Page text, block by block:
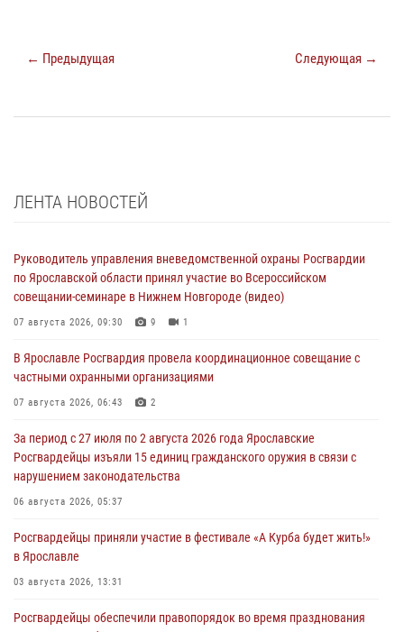
← Предыдущая Следующая →
ЛЕНТА НОВОСТЕЙ
Руководитель управления вневедомственной охраны Росгвардии
по Ярославской области принял участие во Всероссийском
совещании-семинаре в Нижнем Новгороде (видео)
07 августа 2026, 09:30 9 1
В Ярославле Росгвардия провела координационное совещание с
частными охранными организациями
07 августа 2026, 06:43 2
За период с 27 июля по 2 августа 2026 года Ярославские
Росгвардейцы изъяли 15 единиц гражданского оружия в связи с
нарушением законодательства
06 августа 2026, 05:37
Росгвардейцы приняли участие в фестивале «А Курба будет жить!»
в Ярославле
03 августа 2026, 13:31
Росгвардейцы обеспечили правопорядок во время празднования